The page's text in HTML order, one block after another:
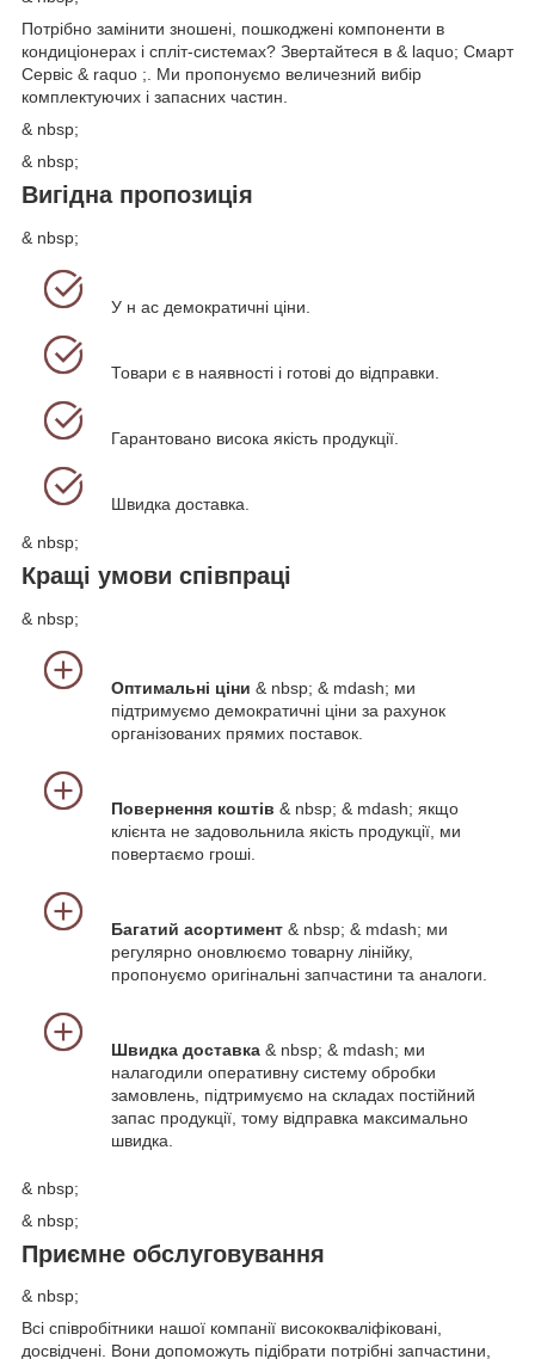
Потрібно замінити зношені, пошкоджені компоненти в
кондиціонерах і спліт-системах? Звертайтеся в & laquo; Смарт
Сервіс & raquo ;. Ми пропонуємо величезний вибір
комплектуючих і запасних частин.
& nbsp;
& nbsp;
Вигідна пропозиція
& nbsp;
У н ас демократичні ціни.
Товари є в наявності і готові до відправки.
Гарантовано висока якість продукції.
Швидка доставка.
& nbsp;
Кращі умови співпраці
& nbsp;
Оптимальні ціни & nbsp; & mdash; ми
підтримуємо демократичні ціни за рахунок
організованих прямих поставок.
Повернення коштів & nbsp; & mdash; якщо
клієнта не задовольнила якість продукції, ми
повертаємо гроші.
Багатий асортимент & nbsp; & mdash; ми
регулярно оновлюємо товарну лінійку,
пропонуємо оригінальні запчастини та аналоги.
Швидка доставка & nbsp; & mdash; ми
налагодили оперативну систему обробки
замовлень, підтримуємо на складах постійний
запас продукції, тому відправка максимально
швидка.
& nbsp;
& nbsp;
Приємне обслуговування
& nbsp;
Всі співробітники нашої компанії висококваліфіковані,
досвідчені. Вони допоможуть підібрати потрібні запчастини,